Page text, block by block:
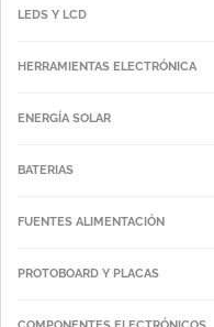
LEDS Y LCD
HERRAMIENTAS ELECTRÓNICA
ENERGÍA SOLAR
BATERIAS
FUENTES ALIMENTACIÓN
PROTOBOARD Y PLACAS